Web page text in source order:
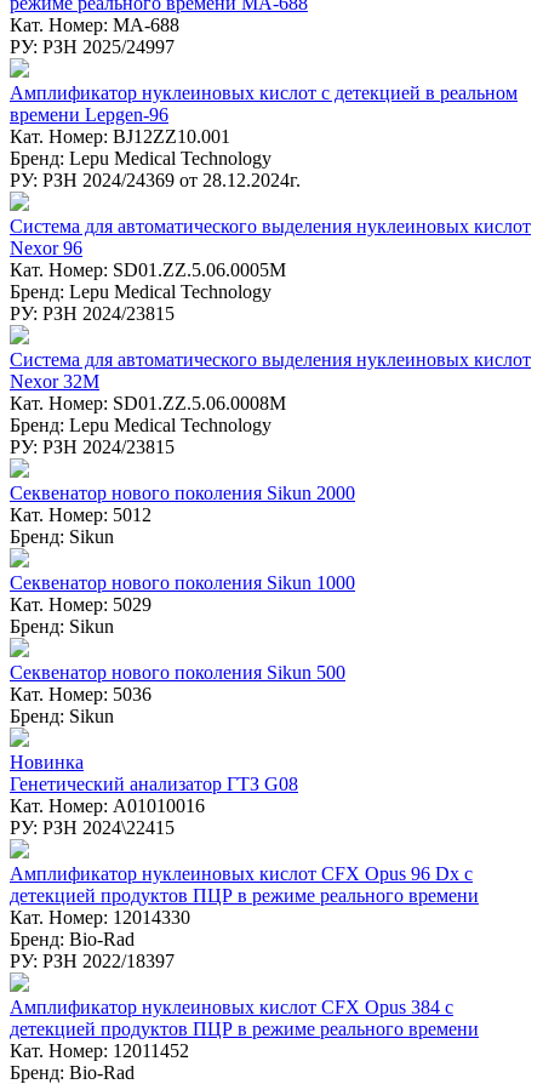
Кат. Номер: MA-688
РУ: РЗН 2025/24997
Амплификатор нуклеиновых кислот с детекцией в реальном
времени Lepgen-96
Кат. Номер: BJ12ZZ10.001
Бренд: Lepu Medical Technology
РУ: РЗН 2024/24369 от 28.12.2024г.
Система для автоматического выделения нуклеиновых кислот
Nexor 96
Кат. Номер: SD01.ZZ.5.06.0005M
Бренд: Lepu Medical Technology
РУ: РЗН 2024/23815
Система для автоматического выделения нуклеиновых кислот
Nexor 32M
Кат. Номер: SD01.ZZ.5.06.0008M
Бренд: Lepu Medical Technology
РУ: РЗН 2024/23815
Секвенатор нового поколения Sikun 2000
Кат. Номер: 5012
Бренд: Sikun
Секвенатор нового поколения Sikun 1000
Кат. Номер: 5029
Бренд: Sikun
Секвенатор нового поколения Sikun 500
Кат. Номер: 5036
Бренд: Sikun
Новинка
Генетический анализатор ГТЗ G08
Кат. Номер: A01010016
РУ: РЗН 2024\22415
Амплификатор нуклеиновых кислот CFX Opus 96 Dx с
детекцией продуктов ПЦР в режиме реального времени
Кат. Номер: 12014330
Бренд: Bio-Rad
РУ: РЗН 2022/18397
Амплификатор нуклеиновых кислот CFX Opus 384 с
детекцией продуктов ПЦР в режиме реального времени
Кат. Номер: 12011452
Бренд: Bio-Rad